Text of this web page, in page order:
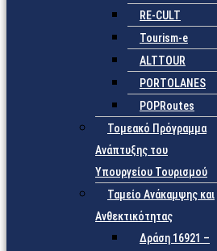
RE-CULT
Tourism-e
ALTTOUR
PORTOLANES
POPRoutes
Τομεακό Πρόγραμμα
Ανάπτυξης του
Υπουργείου Τουρισμού
Ταμείο Ανάκαμψης και
Ανθεκτικότητας
Δράση 16921 –